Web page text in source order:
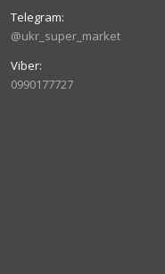
@ukr_super_market
0990177727